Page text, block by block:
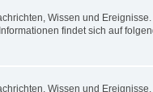
Wissen und
findet sich auf
Wissen und